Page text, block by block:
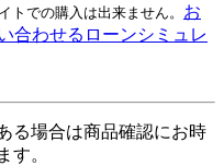
トでの購入は出来ません。 お
合わせる ローンシミュレ
る場合は商品確認にお時
す。